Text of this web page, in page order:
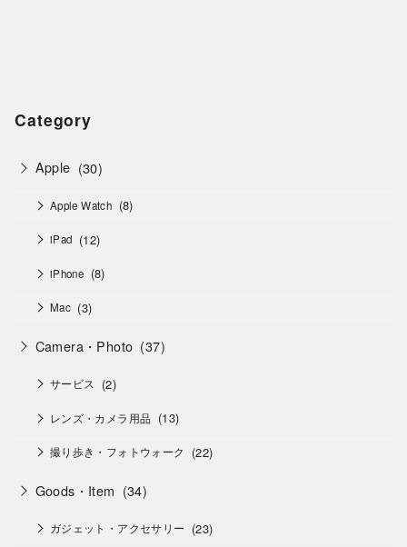
Category
Apple (30)
Apple Watch (8)
iPad (12)
iPhone (8)
Mac (3)
Camera・Photo (37)
サービス (2)
レンズ・カメラ用品 (13)
撮り歩き・フォトウォーク (22)
Goods・Item (34)
ガジェット・アクセサリー (23)